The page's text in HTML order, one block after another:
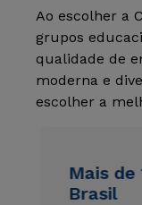
Ao escolher a
grupos
qualidade de
moderna e
escolher a
Mais
Brasil